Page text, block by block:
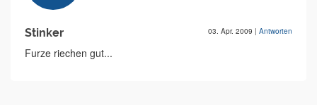
Stinker 03. Apr. 2009 | Antworten
Furze riechen gut...